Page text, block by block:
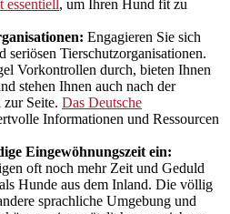
, um Ihren Hund fit zu
Engagieren Sie sich
seriösen Tierschutzorganisationen.
Vorkontrollen durch, bieten Ihnen
stehen Ihnen auch nach der
Seite. Das Deutsche
Informationen und Ressourcen
Eingewöhnungszeit ein:
oft noch mehr Zeit und Geduld
Hunde aus dem Inland. Die völlig
sprachliche Umgebung und